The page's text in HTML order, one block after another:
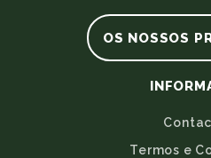
OS NOSSOS
Termos e